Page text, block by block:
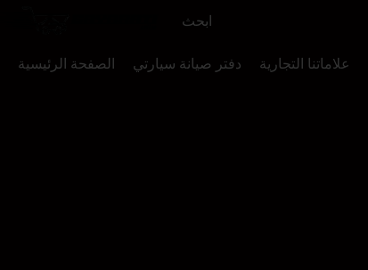
الصفحة الرئيسية دفتر صيانة سيارتي علاماتنا التجارية